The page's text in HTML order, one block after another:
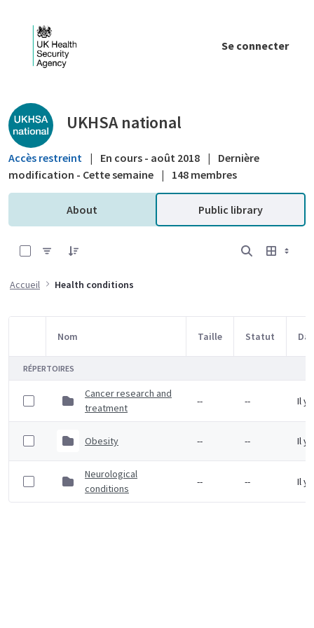
Se connecter
Public library - UKHSA national
UKHSA national
Accès restreint | En cours - août 2018 |
Dernière
modification - Cette semaine | 148 membres
About Public library
Accueil Health conditions
Sélection d'article
Nom Taille Statut
RÉPERTOIRES
Cancer research and
treatment
-- -- Il y
Obesity -- -- Il y
Neurological
conditions
-- -- Il y